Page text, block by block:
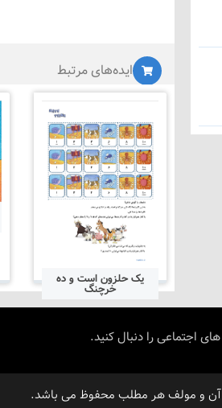
ایده‌های مرتبط
یک حلزون است و ده
خرچنگ
۱۴۰۵/۰۳/۰۵
اجتماعی را دنبال کنید.
آن و مولف هر مطلب محفوظ می باشد.